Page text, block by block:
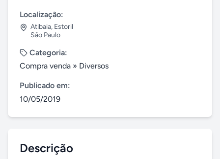
Localização:
Atibaia, Estoril
São Paulo
Categoria:
Compra venda » Diversos
Publicado em:
10/05/2019
Descrição